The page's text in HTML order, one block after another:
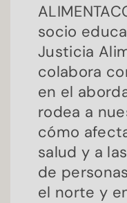
Nosotras
Actualidad
Contacto
socio
Justicia
colabora
en el
rodea a
cómo
salud y a
de
el norte y